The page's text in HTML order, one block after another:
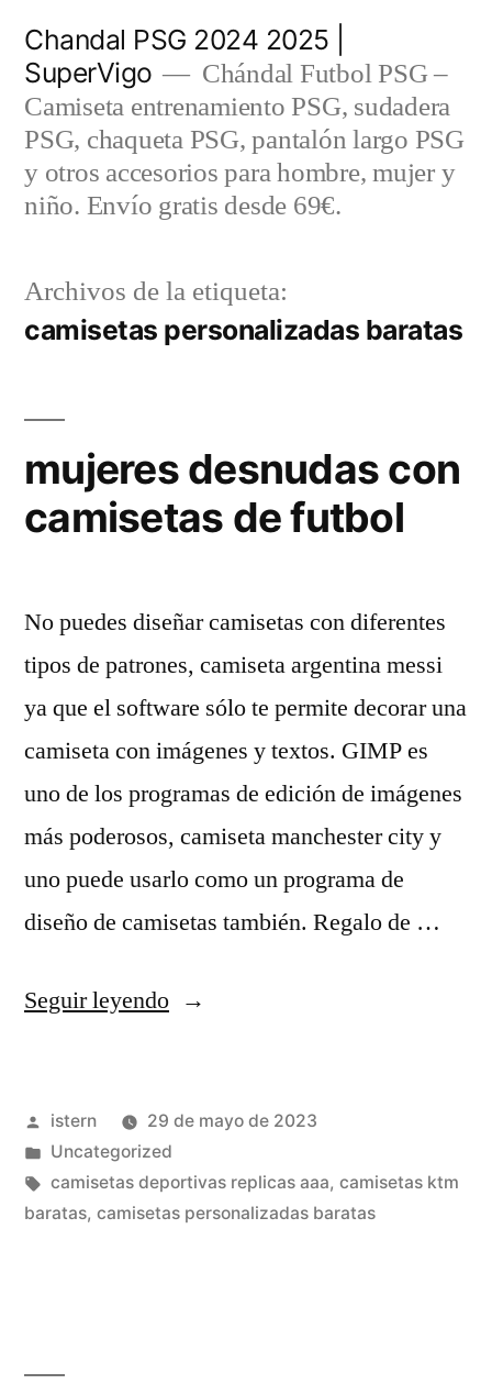
contenido
Chandal PSG 2024 2025 |
SuperVigo
Chándal Futbol PSG –
Camiseta entrenamiento PSG, sudadera
PSG, chaqueta PSG, pantalón largo PSG
y otros accesorios para hombre, mujer y
niño. Envío gratis desde 69€.
Archivos de la etiqueta:
camisetas personalizadas baratas
mujeres desnudas con
camisetas de futbol
No puedes diseñar camisetas con diferentes
tipos de patrones, camiseta argentina messi
ya que el software sólo te permite decorar una
camiseta con imágenes y textos. GIMP es
uno de los programas de edición de imágenes
más poderosos, camiseta manchester city y
uno puede usarlo como un programa de
diseño de camisetas también. Regalo de …
Seguir leyendo«mujeres
camisetas
de
futbol»
Publicado
por
istern
29 de mayo de 2023
Publicado
en
Uncategorized
Etiquetas:
camisetas deportivas replicas aaa, camisetas ktm
baratas, camisetas personalizadas baratas